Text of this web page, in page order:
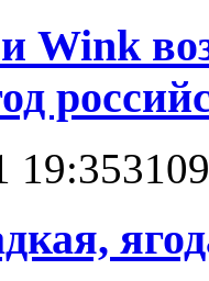
Wink
19:35